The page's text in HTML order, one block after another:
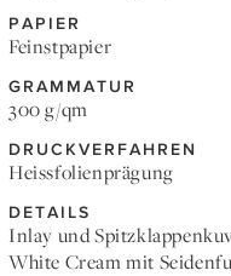
PAPIER
Feinstpapier
GRAMMATUR
300 g/qm
DRUCKVERFAHREN
Heissfolienprägung
DETAILS
Inlay und
White Cream mit